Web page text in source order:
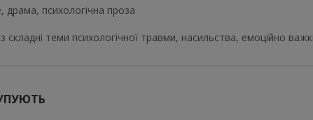
психологічна проза
складні теми психологічної травми, насильства, емоційно